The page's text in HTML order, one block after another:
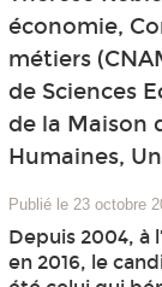
économie,
métiers
de Sciences
de la Maison
Humaines,
Publié le 23 octobre
Depuis 2004, à
en 2016, le